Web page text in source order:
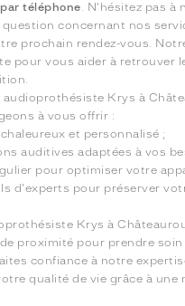
téléphone. N'hésitez pas à
concernant nos
prochain rendez-vous.
pour vous aider à retrouver
audioprothésiste Krys à
à vous offrir :
et personnalisé ;
auditives adaptées à vos
pour optimiser votre
d'experts pour préserver
Krys à
proximité pour prendre
confiance à notre
qualité de vie grâce à une